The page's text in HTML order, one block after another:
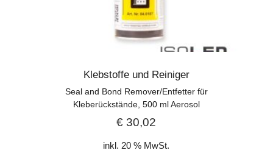
Klebstoffe und Reiniger
Seal and Bond Remover/Entfetter für
Kleberückstände, 500 ml Aerosol
€ 30,02
inkl. 20 % MwSt.